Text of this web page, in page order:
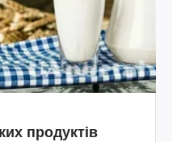
продуктів